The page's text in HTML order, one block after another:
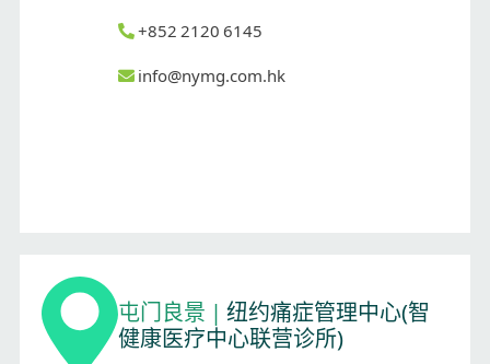
+852 2120 6145
info@nymg.com.hk
屯门良景 | 纽约痛症管理中心(智
健康医疗中心联营诊所)